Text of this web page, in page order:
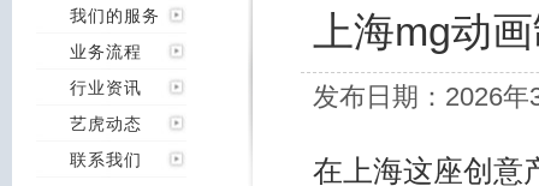
我们的服务
业务流程
行业资讯
艺虎动态
联系我们
上海mg动
发布日期：2026
在上海这座创意